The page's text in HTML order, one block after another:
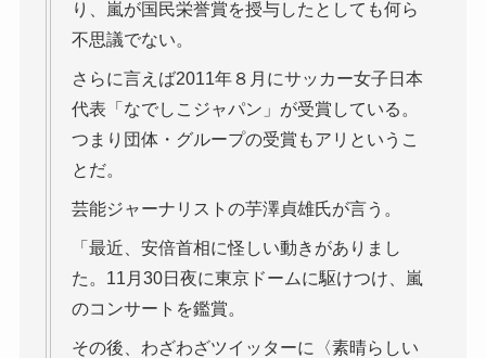
り、嵐が国民栄誉賞を授与したとしても何ら
不思議でない。
さらに言えば2011年８月にサッカー女子日本
代表「なでしこジャパン」が受賞している。
つまり団体・グループの受賞もアリというこ
とだ。
芸能ジャーナリストの芋澤貞雄氏が言う。
「最近、安倍首相に怪しい動きがありまし
た。11月30日夜に東京ドームに駆けつけ、嵐
のコンサートを鑑賞。
その後、わざわざツイッターに〈素晴らしい